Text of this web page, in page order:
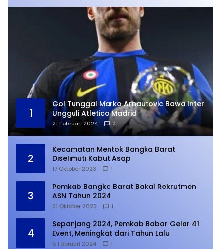
1
Gol Tunggal Marko Arnautovic Bawa Inter
Ungguli Atletico Madrid
21 Februari 2024 2
2
Kecamatan Mentok Bangka Barat
Diselimuti Kabut Asap
17 Oktober 2023 1
3
Pemkab Bangka Barat Bakal Rekrutmen
ASN Tahun 2024
31 Oktober 2023 1
4
Sepanjang 2024, Pemkab Babar Gelar 41
Event, Meningkat dari Tahun Lalu
6 Februari 2024 1